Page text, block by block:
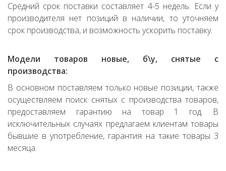
Средний срок поставки составляет 4-5 недель. Если у
производителя нет позиций в наличии, то уточняем
срок производства, и возможность ускорить поставку.
Модели товаров новые, б\у, снятые с
производства:
В основном поставляем только новые позиции, также
осуществляем поиск снятых с производства товаров,
предоставляем гарантию на товар 1 год. В
исключительных случаях предлагаем клиентам товары
бывшие в употребление, гарантия на такие товары 3
месяца.